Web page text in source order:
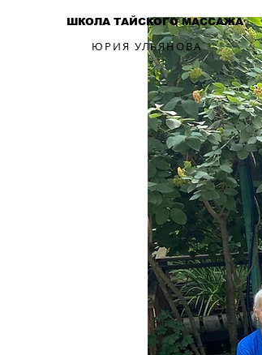
ШКОЛА ТАЙСКОГО МАССАЖА
ЮРИЯ УЛЬЯНОВА